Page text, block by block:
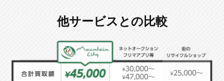
他サービスとの比較